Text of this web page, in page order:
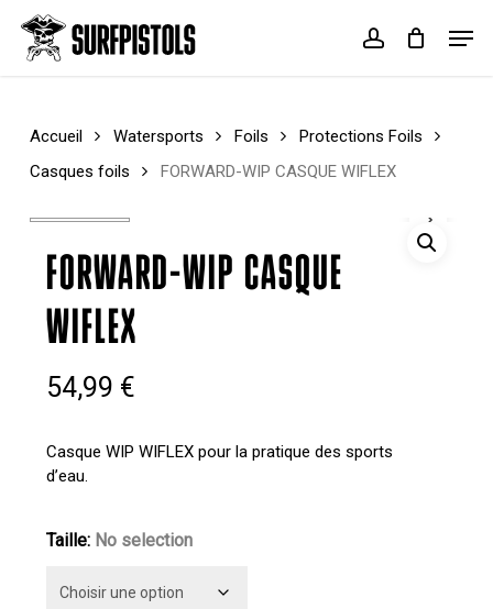
main
account
Cart Close
Accueil Watersports Foils
Protections Foils
Casques foils
FORWARD-WIP CASQUE WIFLEX
FORWARD-WIP CASQUE
WIFLEX
54,99 €
Casque WIP WIFLEX pour la pratique des sports
d’eau.
Taille: No selection